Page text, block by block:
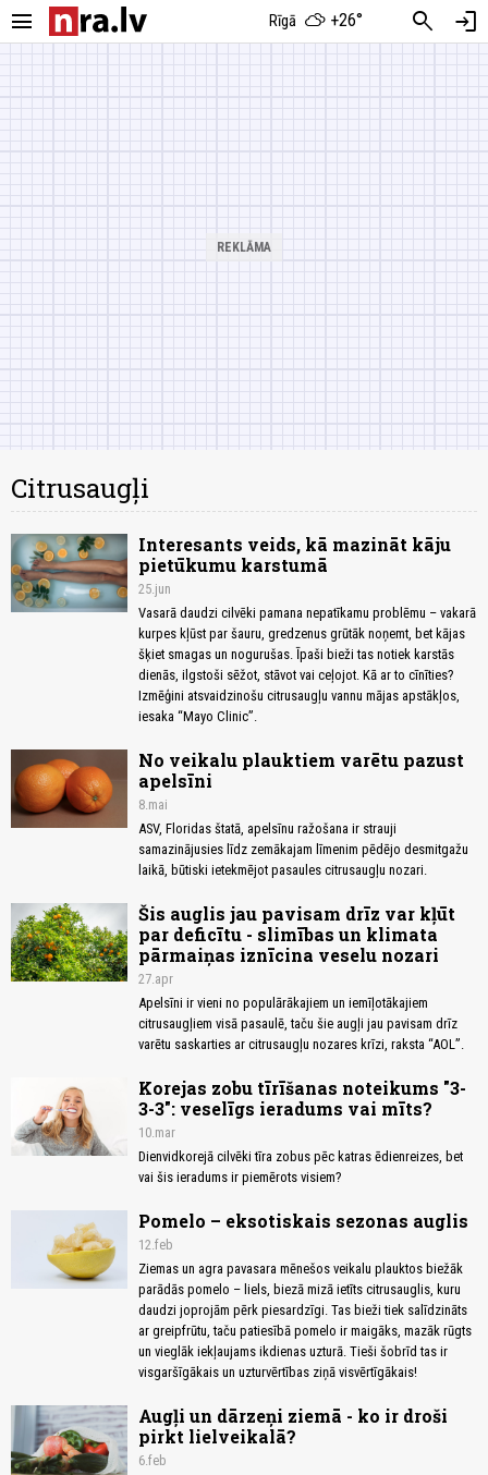
menu Rīgā +26° search login
Citrusaugļi
Interesants veids, kā mazināt kāju
pietūkumu karstumā
25.jun
Vasarā daudzi cilvēki pamana nepatīkamu problēmu – vakarā
kurpes kļūst par šauru, gredzenus grūtāk noņemt, bet kājas
šķiet smagas un nogurušas. Īpaši bieži tas notiek karstās
dienās, ilgstoši sēžot, stāvot vai ceļojot. Kā ar to cīnīties?
Izmēģini atsvaidzinošu citrusaugļu vannu mājas apstākļos,
iesaka “Mayo Clinic”.
No veikalu plauktiem varētu pazust
apelsīni
8.mai
ASV, Floridas štatā, apelsīnu ražošana ir strauji
samazinājusies līdz zemākajam līmenim pēdējo desmitgažu
laikā, būtiski ietekmējot pasaules citrusaugļu nozari.
Šis auglis jau pavisam drīz var kļūt
par deficītu - slimības un klimata
pārmaiņas iznīcina veselu nozari
27.apr
Apelsīni ir vieni no populārākajiem un iemīļotākajiem
citrusaugļiem visā pasaulē, taču šie augļi jau pavisam drīz
varētu saskarties ar citrusaugļu nozares krīzi, raksta “AOL”.
Korejas zobu tīrīšanas noteikums "3-
3-3": veselīgs ieradums vai mīts?
10.mar
Dienvidkorejā cilvēki tīra zobus pēc katras ēdienreizes, bet
vai šis ieradums ir piemērots visiem?
Pomelo – eksotiskais sezonas auglis
12.feb
Ziemas un agra pavasara mēnešos veikalu plauktos biežāk
parādās pomelo – liels, biezā mizā ietīts citrusauglis, kuru
daudzi joprojām pērk piesardzīgi. Tas bieži tiek salīdzināts
ar greipfrūtu, taču patiesībā pomelo ir maigāks, mazāk rūgts
un vieglāk iekļaujams ikdienas uzturā. Tieši šobrīd tas ir
visgaršīgākais un uzturvērtības ziņā visvērtīgākais!
Augļi un dārzeņi ziemā - ko ir droši
pirkt lielveikalā?
6.feb